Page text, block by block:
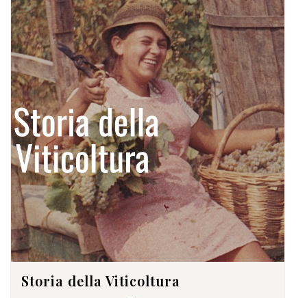
Storia della Viticoltura